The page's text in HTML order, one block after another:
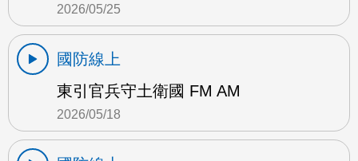
2026/05/25
國防線上
東引官兵守土衛國 FM AM
2026/05/18